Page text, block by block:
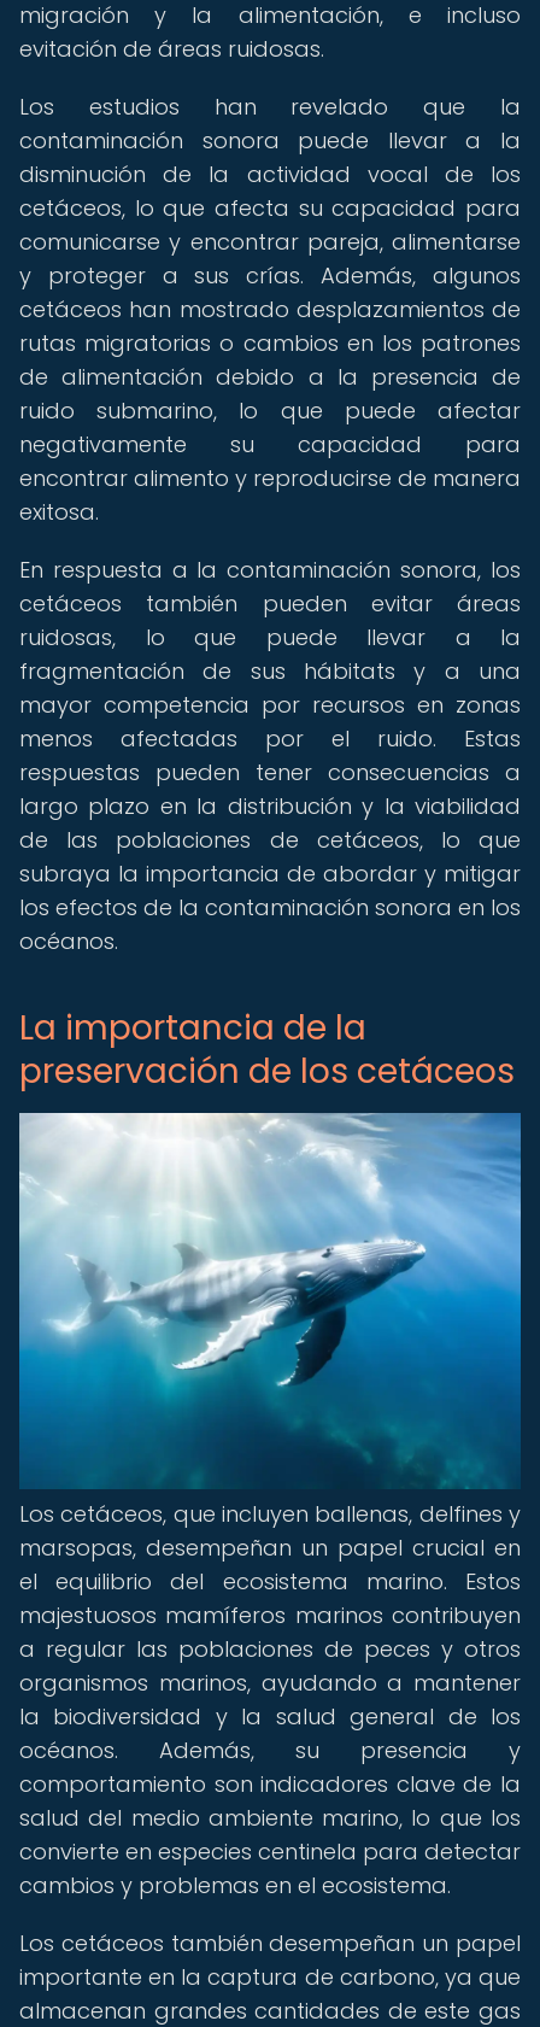
migración y la alimentación, e incluso
evitación de áreas ruidosas.
Los estudios han revelado que la
contaminación sonora puede llevar a la
disminución de la actividad vocal de los
cetáceos, lo que afecta su capacidad para
comunicarse y encontrar pareja, alimentarse
y proteger a sus crías. Además, algunos
cetáceos han mostrado desplazamientos de
rutas migratorias o cambios en los patrones
de alimentación debido a la presencia de
ruido submarino, lo que puede afectar
negativamente su capacidad para
encontrar alimento y reproducirse de manera
exitosa.
En respuesta a la contaminación sonora, los
cetáceos también pueden evitar áreas
ruidosas, lo que puede llevar a la
fragmentación de sus hábitats y a una
mayor competencia por recursos en zonas
menos afectadas por el ruido. Estas
respuestas pueden tener consecuencias a
largo plazo en la distribución y la viabilidad
de las poblaciones de cetáceos, lo que
subraya la importancia de abordar y mitigar
los efectos de la contaminación sonora en los
océanos.
La importancia de la
preservación de los cetáceos
Los cetáceos, que incluyen ballenas, delfines y
marsopas, desempeñan un papel crucial en
el equilibrio del ecosistema marino. Estos
majestuosos mamíferos marinos contribuyen
a regular las poblaciones de peces y otros
organismos marinos, ayudando a mantener
la biodiversidad y la salud general de los
océanos. Además, su presencia y
comportamiento son indicadores clave de la
salud del medio ambiente marino, lo que los
convierte en especies centinela para detectar
cambios y problemas en el ecosistema.
Los cetáceos también desempeñan un papel
importante en la captura de carbono, ya que
almacenan grandes cantidades de este gas